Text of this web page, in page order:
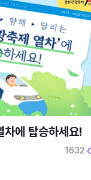
차에 탑승하세요!
1632